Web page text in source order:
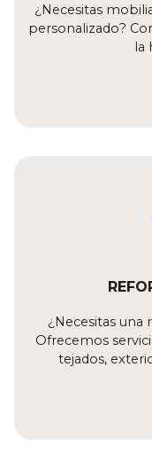
¿Necesitas
personalizado?
la
¿Necesitas una
Ofrecemos
tejados,